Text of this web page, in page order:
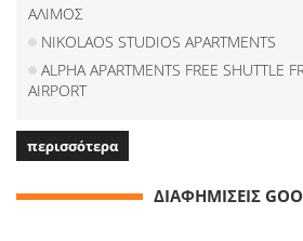
ΑΛΙΜΟΣ
NIKOLAOS STUDIOS APARTMENTS
ALPHA APARTMENTS FREE SHUTTLE
AIRPORT
περισσότερα
ΔΙΑΦΗΜΙΣΕΙΣ